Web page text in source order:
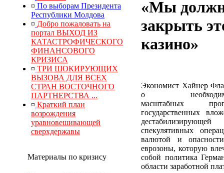
¤ По выборам Президента
Республики Молдова
¤ Добро пожаловать на
портал ВЫХОД ИЗ
КАТАСТРОФИЧЕСКОГО
ФИНАНСОВОГО
КРИЗИСА
¤ ТРИ ШОКИРУЮЩИХ
ВЫЗОВА ДЛЯ ВСЕХ
СТРАН ВОСТОЧНОГО
ПАРТНЕРСТВА ...
¤ Краткий план
возрождения
уравновешивающей
сверхдержавы
Материалы по кризису
«Мы
закрыть
казино»
Экономист Хайнер
о
масштабных
государственных
дестабилизирующей
спекулятивных
валютой и
еврозоны, которую
собой политика
области заработной